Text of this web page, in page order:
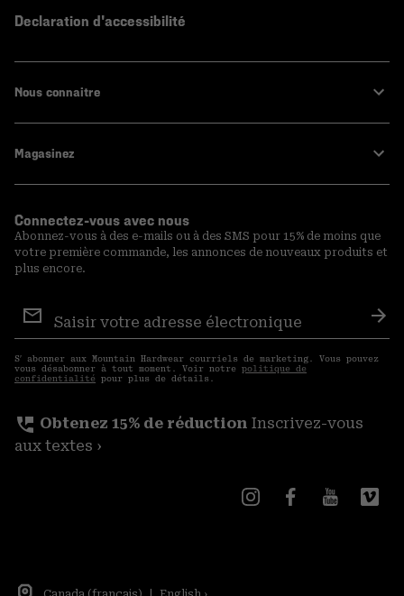
Declaration d'accessibilité
Nous connaitre
Magasinez
Connectez-vous avec nous
Abonnez-vous à des e-mails ou à des SMS pour 15% de moins que
votre première commande, les annonces de nouveaux produits et
plus encore.
aux
courriels
S′ abonner aux Mountain Hardwear courriels de marketing. Vous pouvez
vous désabonner à tout moment. Voir notre politique de
confidentialité pour plus de détails.
perm_phone_msg Obtenez 15% de réduction Inscrivez-vous
aux textes ›